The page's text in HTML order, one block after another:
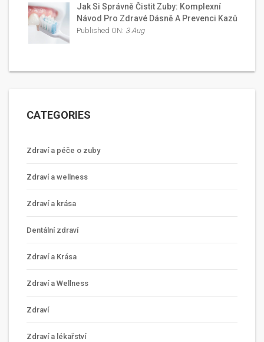
Jak Si Správně Čistit Zuby: Komplexní
Návod Pro Zdravé Dásně A Prevenci Kazů
Published ON: 3 Aug
CATEGORIES
Zdraví a péče o zuby
Zdraví a wellness
Zdraví a krása
Dentální zdraví
Zdraví a Krása
Zdraví a Wellness
Zdraví
Zdraví a lékařství